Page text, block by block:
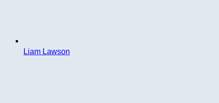
Liam Lawson